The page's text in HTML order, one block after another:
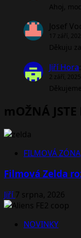
Ahoj,
Josef
17 září,
Děkuju
Jiří Hora:
2 září, 2025
mOŽNÁ
FILMOVÁ ZÓNA
Filmová Zelda
Jiří7 srpna, 2026
NOVINKY